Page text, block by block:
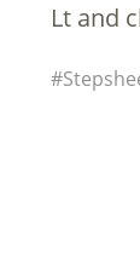
Lt and